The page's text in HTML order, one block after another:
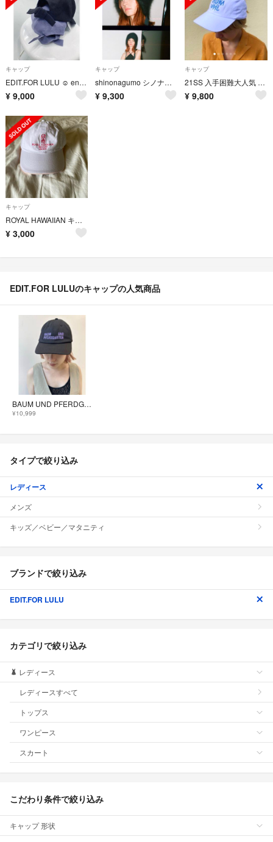
キャップ
EDIT.FOR LULU ☺︎ enof ☺︎ spick and span
¥ 9,000
キャップ
shinonagumo シノナグモ モヘヤニット帽 モヘア キャップ ブラック
¥ 9,300
キャップ
21SS 入手困難大人気 Paloma Wool HAPPY HOUR CAP
¥ 9,800
キャップ
ROYAL HAWAIIAN キャップ
¥ 3,000
EDIT.FOR LULUのキャップの人気商品
BAUM UND PFERDGARTEN バウムウンドヘルガーデン キャップ
¥10,999
タイプで絞り込み
レディース
メンズ
キッズ／ベビー／マタニティ
ブランドで絞り込み
EDIT.FOR LULU
カテゴリで絞り込み
レディース
レディースすべて
トップス
ワンピース
スカート
こだわり条件で絞り込み
キャップ 形状